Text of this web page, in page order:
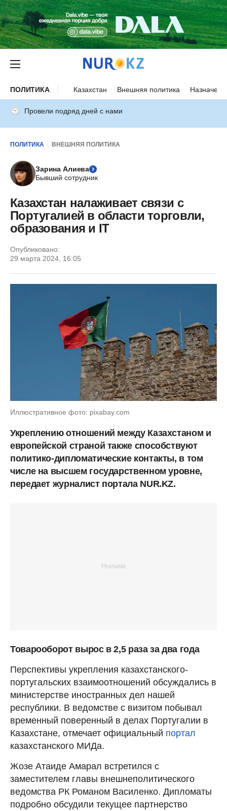
ПОЛИТИКА Казахстан Внешняя политика
Провели подряд дней с нами
ПОЛИТИКА ВНЕШНЯЯ ПОЛИТИКА
Зарина Алиева
Бывший сотрудник
Казахстан налаживает связи с
Португалией в области торговли,
образования и IT
Опубликовано:
29 марта 2024, 16:05
Иллюстративное фото: pixabay.com
Укреплению отношений между Казахстаном и
европейской страной также способствуют
политико-дипломатические контакты, в том
числе на высшем государственном уровне,
передает журналист портала NUR.KZ.
Товарооборот вырос в 2,5 раза за два года
Перспективы укрепления казахстанского-
португальских взаимоотношений обсуждались в
министерстве иностранных дел нашей
республики. В ведомстве с визитом побывал
временный поверенный в делах Португалии в
Казахстане, отмечает официальный портал
казахстанского МИДа.
Жозе Атаиде Амарал встретился с
заместителем главы внешнеполитического
ведомства РК Романом Василенко. Дипломаты
подробно обсудили текущее партнерство